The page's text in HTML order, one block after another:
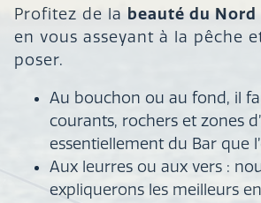
Profitez de la beauté du
en vous asseyant à la pêche
poser.
Au bouchon ou au fond, il
courants, rochers et zones
essentiellement du Bar que
Aux leurres ou aux vers :
expliquerons les meilleurs